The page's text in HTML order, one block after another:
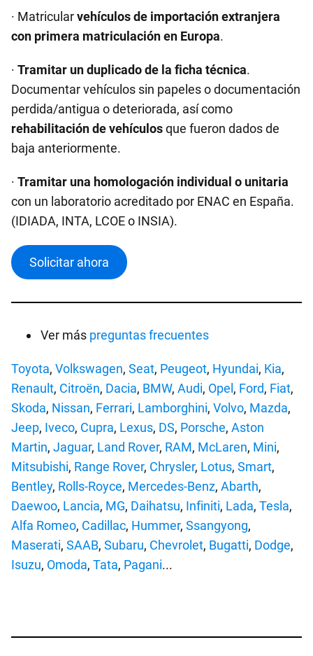
· Matricularvehículos de importación extranjera
con primera matriculación en Europa.
· Tramitar un duplicado de la ficha técnica.
Documentar vehículos sin papeles o documentación
perdida/antigua o deteriorada, así como
rehabilitación de vehículosque fueron dados de
baja anteriormente.
· Tramitar una homologación individual o unitaria
con un laboratorio acreditado por ENAC en España.
(IDIADA, INTA, LCOE o INSIA).
Solicitar ahora
Ver más preguntas frecuentes
Toyota, Volkswagen, Seat, Peugeot, Hyundai, Kia,
Renault, Citroën, Dacia, BMW, Audi, Opel , Ford, Fiat,
Skoda, Nissan, Ferrari, Lamborghini, Volvo, Mazda,
Jeep, Iveco, Cupra, Lexus, DS, Porsche, Aston
Martin, Jaguar, Land Rover, RAM, McLaren, Mini,
Mitsubishi, Range Rover, Chrysler, Lotus, Smart,
Bentley, Rolls-Royce, Mercedes-Benz, Abarth,
Daewoo, Lancia, MG, Daihatsu, Infiniti, Lada, Tesla,
Alfa Romeo, Cadillac, Hummer, Ssangyong,
Maserati, SAAB, Subaru, Chevrolet, Bugatti, Dodge,
Isuzu, Omoda, Tata, Pagani...